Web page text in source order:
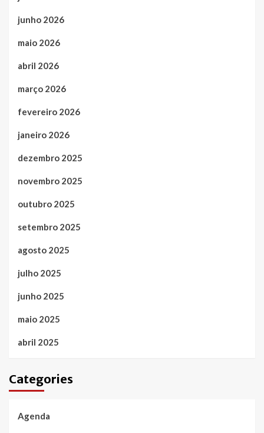
junho 2026
maio 2026
abril 2026
março 2026
fevereiro 2026
janeiro 2026
dezembro 2025
novembro 2025
outubro 2025
setembro 2025
agosto 2025
julho 2025
junho 2025
maio 2025
abril 2025
Categories
Agenda